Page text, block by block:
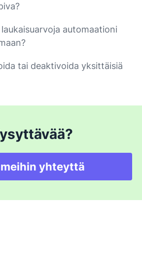
automaationi
tai deaktivoida yksittäisiä
yhteyttä